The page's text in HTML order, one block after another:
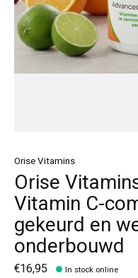
Orise Vitamins
Orise
Vitamin C-
gekeurd en
onderbouwd
€16,95 In stock online